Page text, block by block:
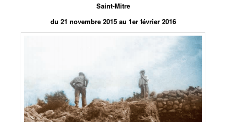
Saint-Mitre
du 21 novembre 2015 au 1er février 2016